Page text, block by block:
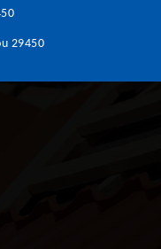
29450